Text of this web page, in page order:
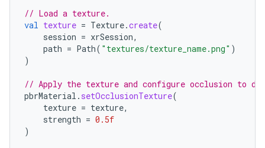
// Load a texture.
val texture = Texture.create(
session = xrSession,
path = Path( "textures/texture_name.png" )
)
// Apply the texture and configure occlusion to
pbrMaterial . setOcclusionTexture(
texture = texture,
strength = 0.5f
)